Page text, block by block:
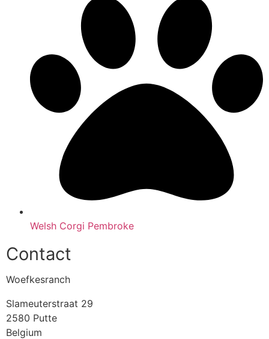
Welsh Corgi Pembroke
Contact
Woefkesranch
Slameuterstraat 29
2580 Putte
Belgium